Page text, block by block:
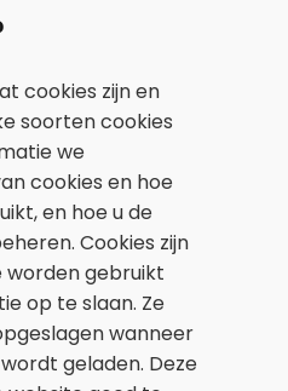
cookies zijn en
soorten cookies
we
cookies en hoe
en hoe u de
Cookies zijn
worden gebruikt
op te slaan. Ze
wanneer
geladen. Deze